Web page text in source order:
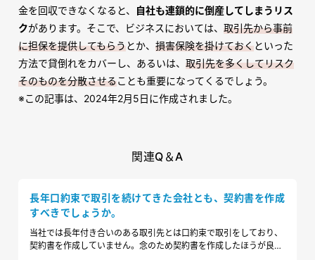
金を回収できなくなると、
自社も連鎖的に倒産してしまうリス
クがあります。そこで、ビジネスにおいては、 取引先から事前
に担保を提供してもらうとか、 損害保険を掛けておくといった
方法で貸倒れをカバーし、あるいは、 取引先を多くしてリスク
そのものを分散させることも重要になってくるでしょう。
※この記事は、2024年2月5日に作成されました。
関連Q＆A
長年口約束で取引を続けてきた会社とも、契約書を作成
すべきでしょうか。
当社では長年付き合いのある取引先とは口約束で取引をしており、
契約書を作成していません。念のため契約書を作成したほうが良い